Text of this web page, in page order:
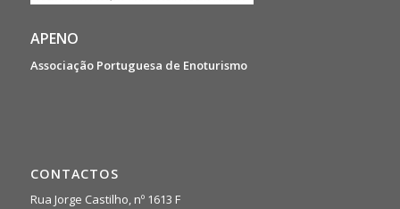
APENO
Associação Portuguesa de Enoturismo
CONTACTOS
Rua Jorge Castilho, nº 1613 F